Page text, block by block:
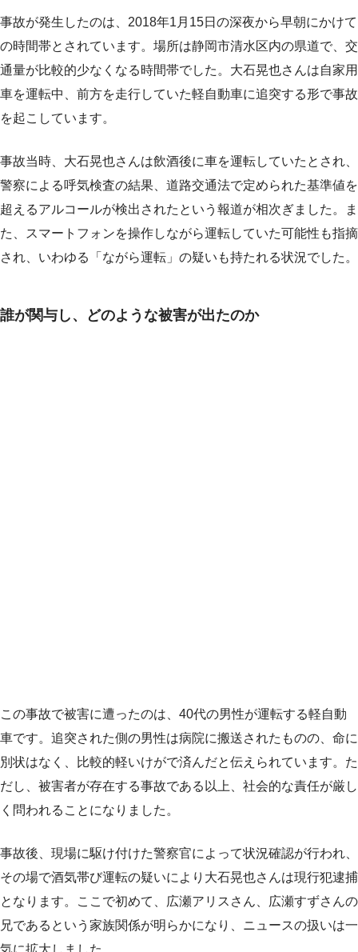
事故が発生したのは、2018年1月15日の深夜から早朝にかけて
の時間帯とされています。場所は静岡市清水区内の県道で、交
通量が比較的少なくなる時間帯でした。大石晃也さんは自家用
車を運転中、前方を走行していた軽自動車に追突する形で事故
を起こしています。
事故当時、大石晃也さんは飲酒後に車を運転していたとされ、
警察による呼気検査の結果、道路交通法で定められた基準値を
超えるアルコールが検出されたという報道が相次ぎました。ま
た、スマートフォンを操作しながら運転していた可能性も指摘
され、いわゆる「ながら運転」の疑いも持たれる状況でした。
誰が関与し、どのような被害が出たのか
この事故で被害に遭ったのは、40代の男性が運転する軽自動
車です。追突された側の男性は病院に搬送されたものの、命に
別状はなく、比較的軽いけがで済んだと伝えられています。た
だし、被害者が存在する事故である以上、社会的な責任が厳し
く問われることになりました。
事故後、現場に駆け付けた警察官によって状況確認が行われ、
その場で酒気帯び運転の疑いにより大石晃也さんは現行犯逮捕
となります。ここで初めて、広瀬アリスさん、広瀬すずさんの
兄であるという家族関係が明らかになり、ニュースの扱いは一